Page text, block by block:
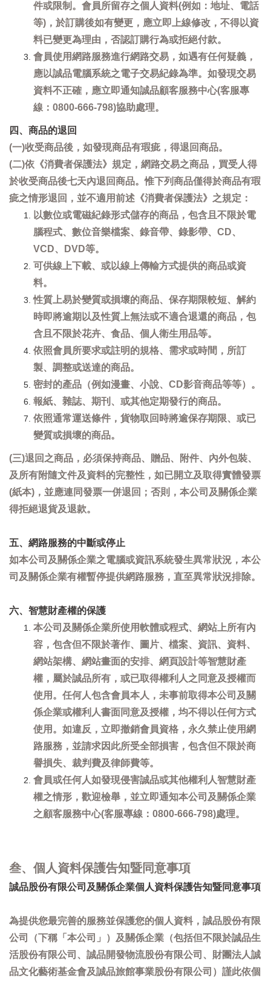
件或限制。會員所留存之個人資料(例如：地址、電話
等)，於訂購後如有變更，應立即上線修改，不得以資
料已變更為理由，否認訂購行為或拒絕付款。
會員使用網路服務進行網路交易，如遇有任何疑義，
應以誠品電腦系統之電子交易紀錄為準。如發現交易
資料不正確，應立即通知誠品顧客服務中心(客服專
線：0800-666-798)協助處理。
四、商品的退回
(一)收受商品後，如發現商品有瑕疵，得退回商品。
(二)依《消費者保護法》規定，網路交易之商品，買受人得
於收受商品後七天內退回商品。惟下列商品僅得於商品有瑕
疵之情形退回，並不適用前述《消費者保護法》之規定：
以數位或電磁紀錄形式儲存的商品，包含且不限於電
腦程式、數位音樂檔案、錄音帶、錄影帶、CD、
VCD、DVD等。
可供線上下載、或以線上傳輸方式提供的商品或資
料。
性質上易於變質或損壞的商品、保存期限較短、解約
時即將逾期以及性質上無法或不適合退還的商品，包
含且不限於花卉、食品、個人衛生用品等。
依照會員所要求或註明的規格、需求或時間，所訂
製、調整或送達的商品。
密封的產品（例如漫畫、小說、CD影音商品等等）。
報紙、雜誌、期刊、或其他定期發行的商品。
依照通常運送條件，貨物取回時將逾保存期限、或已
變質或損壞的商品。
(三)退回之商品，必須保持商品、贈品、附件、內外包裝、
及所有附隨文件及資料的完整性，如已開立及取得實體發票
(紙本)，並應連同發票一併退回；否則，本公司及關係企業
得拒絕退貨及退款。
五、網路服務的中斷或停止
如本公司及關係企業之電腦或資訊系統發生異常狀況，本公
司及關係企業有權暫停提供網路服務，直至異常狀況排除。
六、智慧財產權的保護
本公司及關係企業所使用軟體或程式、網站上所有內
容，包含但不限於著作、圖片、檔案、資訊、資料、
網站架構、網站畫面的安排、網頁設計等智慧財產
權，屬於誠品所有，或已取得權利人之同意及授權而
使用。任何人包含會員本人，未事前取得本公司及關
係企業或權利人書面同意及授權，均不得以任何方式
使用。如違反，立即撤銷會員資格，永久禁止使用網
路服務，並請求因此所受全部損害，包含但不限於商
譽損失、裁判費及律師費等。
會員或任何人如發現侵害誠品或其他權利人智慧財產
權之情形，歡迎檢舉，並立即通知本公司及關係企業
之顧客服務中心(客服專線：0800-666-798)處理。
叁、個人資料保護告知暨同意事項
誠品股份有限公司及關係企業個人資料保護告知暨同意事項
為提供您最完善的服務並保護您的個人資料，誠品股份有限
公司（下稱「本公司」）及關係企業（包括但不限於誠品生
活股份有限公司、誠品開發物流股份有限公司、財團法人誠
品文化藝術基金會及誠品旅館事業股份有限公司）謹此依個